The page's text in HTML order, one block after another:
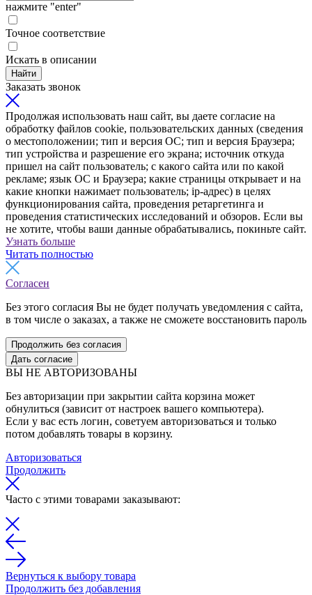
нажмите "enter"
Точное соответствие
Искать в описании
Найти
Заказать звонок
Продолжая использовать наш сайт, вы даете согласие на
обработку файлов cookie, пользовательских данных (сведения
о местоположении; тип и версия ОС; тип и версия Браузера;
тип устройства и разрешение его экрана; источник откуда
пришел на сайт пользователь; с какого сайта или по какой
рекламе; язык ОС и Браузера; какие страницы открывает и на
какие кнопки нажимает пользователь; ip-адрес) в целях
функционирования сайта, проведения ретаргетинга и
проведения статистических исследований и обзоров. Если вы
не хотите, чтобы ваши данные обрабатывались, покиньте сайт.
Узнать больше
Читать полностью
Согласен
Без этого согласия Вы не будет получать уведомления с сайта,
в том числе о заказах, а также не сможете восстановить пароль
Продолжить без согласия
Дать согласие
ВЫ НЕ АВТОРИЗОВАНЫ
Без авторизации при закрытии сайта корзина может
обнулиться (зависит от настроек вашего компьютера).
Если у вас есть логин, советуем авторизоваться и только
потом добавлять товары в корзину.
Авторизоваться
Продолжить
Часто с этими товарами заказывают:
Вернуться к выбору товара
Продолжить без добавления